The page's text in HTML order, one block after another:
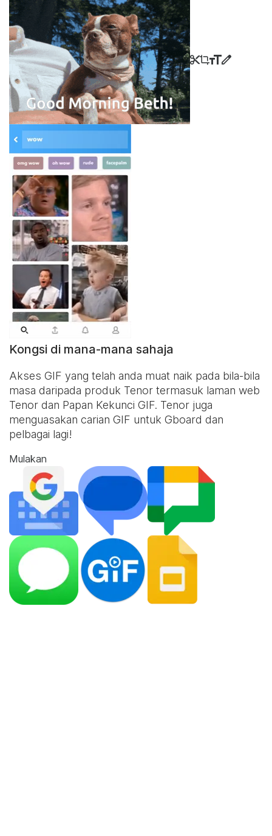
Kongsi di mana-mana sahaja
Akses GIF yang telah anda muat naik pada bila-bila
masa daripada produk Tenor termasuk laman web
Tenor dan Papan Kekunci GIF. Tenor juga
menguasakan carian GIF untuk Gboard dan
pelbagai lagi!
Mulakan